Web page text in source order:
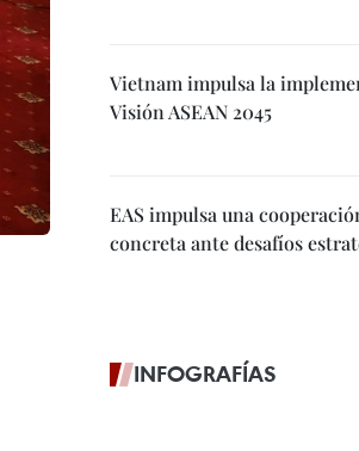
Vietnam impulsa la
Visión ASEAN 2045
EAS impulsa una
concreta ante desafíos
INFOGRAFÍAS